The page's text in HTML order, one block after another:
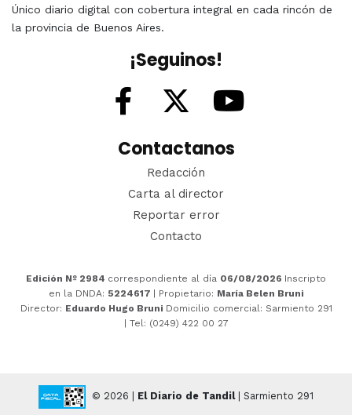
Único diario digital con cobertura integral en cada rincón de
la provincia de Buenos Aires.
¡Seguinos!
Contactanos
Redacción
Carta al director
Reportar error
Contacto
Edición Nº 2984 correspondiente al día 06/08/2026 Inscripto
en la DNDA: 5224617 | Propietario: María Belen Bruni
Director: Eduardo Hugo Bruni Domicilio comercial: Sarmiento 291
| Tel: (0249) 422 00 27
© 2026 | El Diario de Tandil| Sarmiento 291